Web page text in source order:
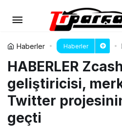
Haberler Haberler
HABERLER
geliştiricisi,
Twitter
geçti